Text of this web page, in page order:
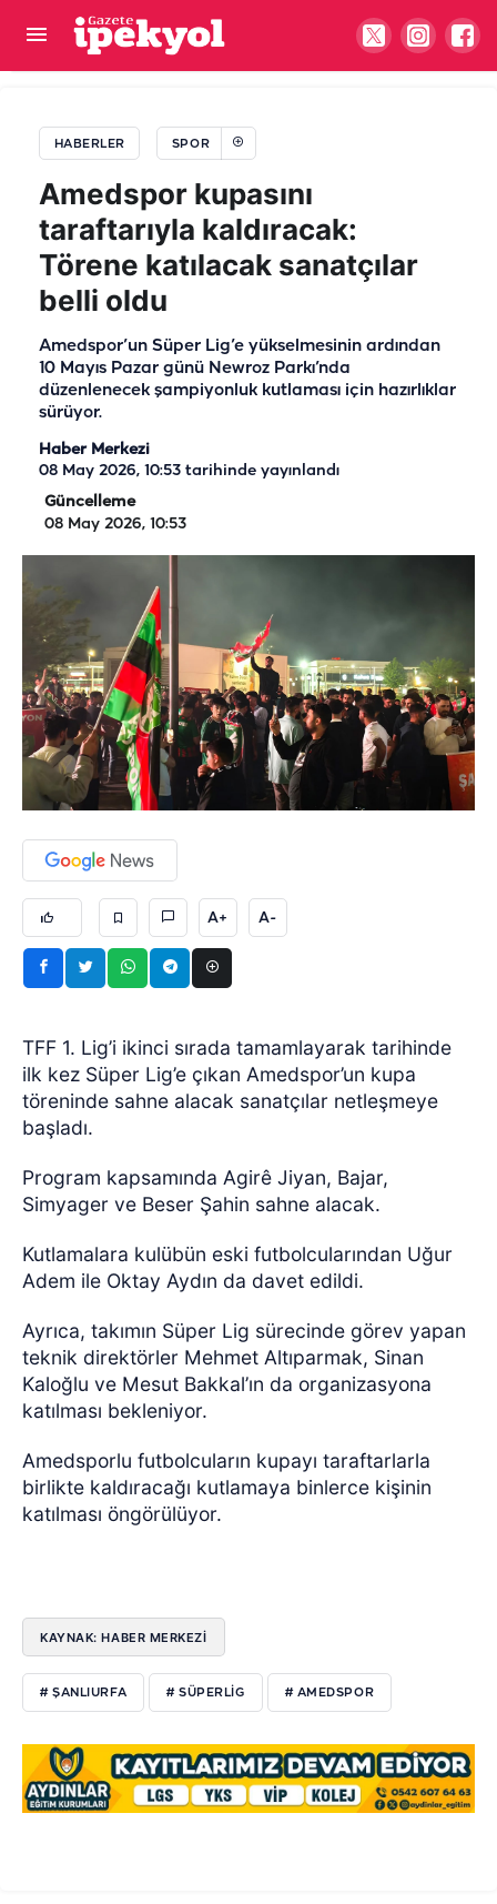
HABERLER SPOR
Amedspor kupasını
taraftarıyla kaldıracak:
Törene katılacak sanatçılar
belli oldu
Amedspor’un Süper Lig’e yükselmesinin ardından
10 Mayıs Pazar günü Newroz Parkı’nda
düzenlenecek şampiyonluk kutlaması için hazırlıklar
sürüyor.
Haber Merkezi
08 May 2026, 10:53 tarihinde yayınlandı
Güncelleme
08 May 2026, 10:53
A+ A-
TFF 1. Lig’i ikinci sırada tamamlayarak tarihinde
ilk kez Süper Lig’e çıkan Amedspor’un kupa
töreninde sahne alacak sanatçılar netleşmeye
başladı.
Program kapsamında Agirê Jiyan, Bajar,
Simyager ve Beser Şahin sahne alacak.
Kutlamalara kulübün eski futbolcularından Uğur
Adem ile Oktay Aydın da davet edildi.
Ayrıca, takımın Süper Lig sürecinde görev yapan
teknik direktörler Mehmet Altıparmak, Sinan
Kaloğlu ve Mesut Bakkal’ın da organizasyona
katılması bekleniyor.
Amedsporlu futbolcuların kupayı taraftarlarla
birlikte kaldıracağı kutlamaya binlerce kişinin
katılması öngörülüyor.
KAYNAK: HABER MERKEZİ
# ŞANLIURFA # SÜPERLIG # AMEDSPOR
Şanlıurfaspor'da şok ayrılık! Daha 2 hafta önce